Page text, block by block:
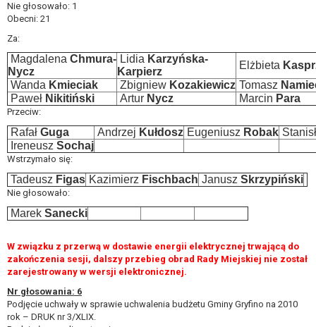
Nie głosowało: 1
Obecni: 21
Za:
Magdalena Chmura-
Nycz
Lidia Karzyńska-
Karpierz
Elżbieta
Wanda Kmieciak Zbigniew Kozakiewicz Tomasz
Paweł Nikitiński Artur Nycz Marcin Para
Przeciw:
Rafał Guga Andrzej Kułdosz Eugeniusz Robak
Ireneusz Sochaj
Wstrzymało się:
Tadeusz Figas Kazimierz Fischbach Janusz Skrzypiński
Nie głosowało:
Marek Sanecki
W związku z przerwą w dostawie energii elektrycznej trwającą do
zakończenia sesji, dalszy przebieg obrad Rady Miejskiej nie został
zarejestrowany w wersji elektronicznej.
Nr głosowania: 6
Podjęcie uchwały w sprawie uchwalenia budżetu Gminy Gryfino na 2010
rok – DRUK nr 3/XLIX.